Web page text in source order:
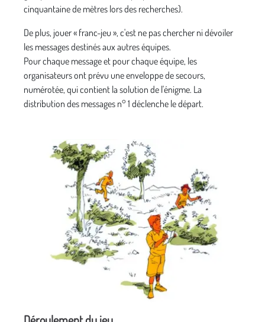
cinquantaine de mètres lors des recherches).
De plus, jouer « franc-jeu », c'est ne pas chercher ni dévoiler
les messages destinés aux autres équipes.
Pour chaque message et pour chaque équipe, les
organisateurs ont prévu une enveloppe de secours,
numérotée, qui contient la solution de l'énigme. La
distribution des messages n° 1 déclenche le départ.